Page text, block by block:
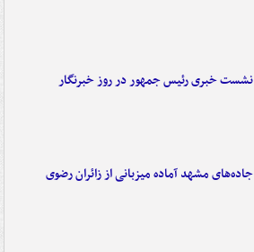
نشست خبری رئیس جمهور در روز خبرنگار
جاده‌های مشهد آماده میزبانی از زائران رضوی